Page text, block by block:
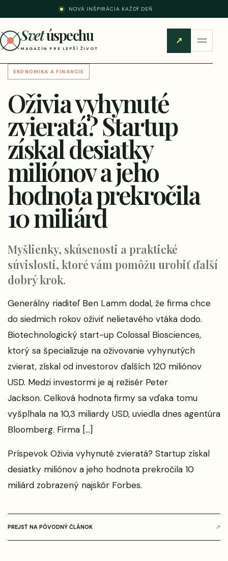
NOVÁ INŠPIRÁCIA KAŽDÝ DEŇ
Svetúspechu
MAGAZÍN PRE LEPŠÍ ŽIVOT
↗
EKONOMIKA A FINANCIE
Oživia vyhynuté
zvieratá? Startup
získal desiatky
miliónov a jeho
hodnota prekročila
10 miliárd
Myšlienky, skúsenosti a praktické
súvislosti, ktoré vám pomôžu urobiť ďalší
dobrý krok.
Generálny riaditeľ Ben Lamm dodal, že firma chce
do siedmich rokov oživiť nelietavého vtáka dodo.
Biotechnologický start-up Colossal Biosciences,
ktorý sa špecializuje na oživovanie vyhynutých
zvierat, získal od investorov ďalších 120 miliónov
USD. Medzi investormi je aj režisér Peter
Jackson. Celková hodnota firmy sa vďaka tomu
vyšplhala na 10,3 miliardy USD, uviedla dnes agentúra
Bloomberg. Firma […]
Príspevok Oživia vyhynuté zvieratá? Startup získal
desiatky miliónov a jeho hodnota prekročila 10
miliárd zobrazený najskôr Forbes.
PREJSŤ NA PÔVODNÝ ČLÁNOK ↗